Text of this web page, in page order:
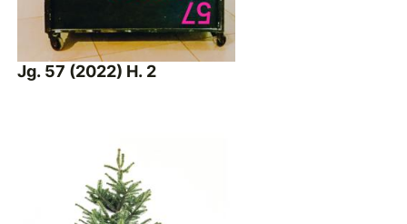
Jg. 57 (2022) H. 2